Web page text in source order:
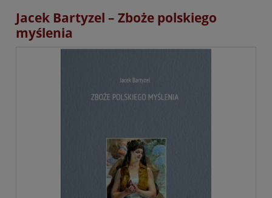
Jacek Bartyzel – Zboże polskiego
myślenia